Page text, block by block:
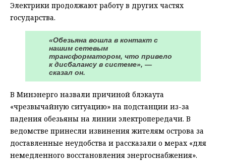
Электрики продолжают работу в других частях
государства.
«Обезьяна вошла в контакт с
нашим сетевым
трансформатором, что привело
к дисбалансу в системе», —
сказал он.
В Минэнерго назвали причиной блэкаута
«чрезвычайную ситуацию» на подстанции из-за
падения обезьяны на линии электропередачи. В
ведомстве принесли извинения жителям острова за
доставленные неудобства и рассказали о мерах «для
немедленного восстановления энергоснабжения».